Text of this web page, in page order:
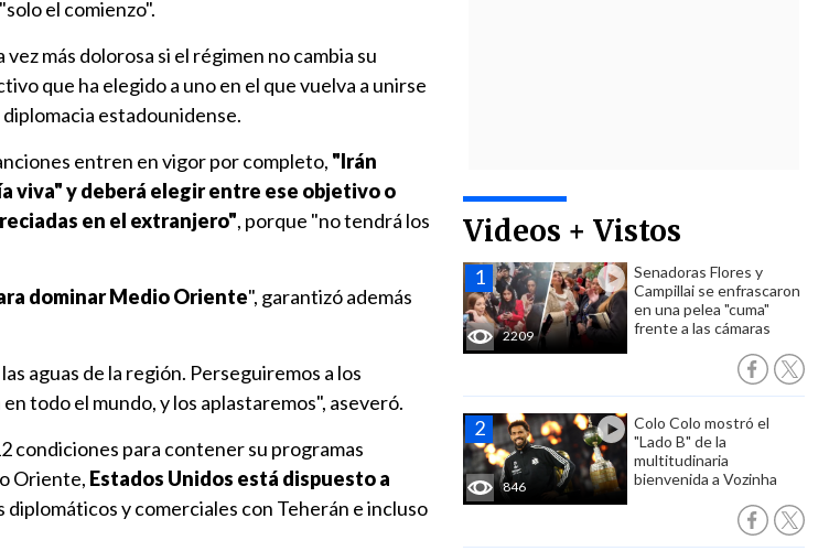
Videos + Vistos
2209
Senadoras Flores y
Campillai se enfrascaron
en una pelea "cuma"
frente a las cámaras
846
Colo Colo mostró el
"Lado B" de la
multitudinaria
bienvenida a Vozinha
el comienzo".
más dolorosa si el régimen no cambia su
que ha elegido a uno en el que vuelva a unirse
diplomacia estadounidense.
entren en vigor por completo, "Irán
viva" y deberá elegir entre ese objetivo o
en el extranjero", porque "no tendrá los
dominar Medio Oriente", garantizó además
aguas de la región. Perseguiremos a los
todo el mundo, y los aplastaremos", aseveró.
condiciones para contener su programas
Oriente, Estados Unidos está dispuesto a
diplomáticos y comerciales con Teherán e incluso